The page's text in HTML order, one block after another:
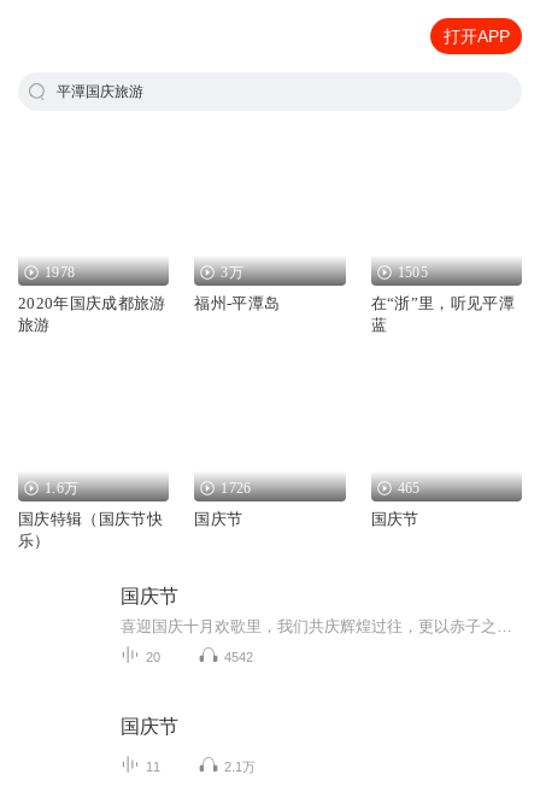
打开APP
平潭国庆旅游
1978
2020年国庆成都旅游
旅游
3万
福州-平潭岛
1505
在“浙”里，听见平潭
蓝
1.6万
国庆特辑（国庆节快
乐）
1726
国庆节
465
国庆节
国庆节
20 4542
国庆节
11 2.1万